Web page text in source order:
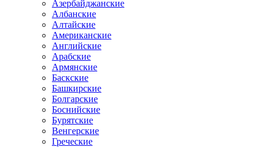
Азербайджанские
Албанские
Алтайские
Американские
Английские
Арабские
Армянские
Баскские
Башкирские
Болгарские
Боснийские
Бурятские
Венгерские
Греческие